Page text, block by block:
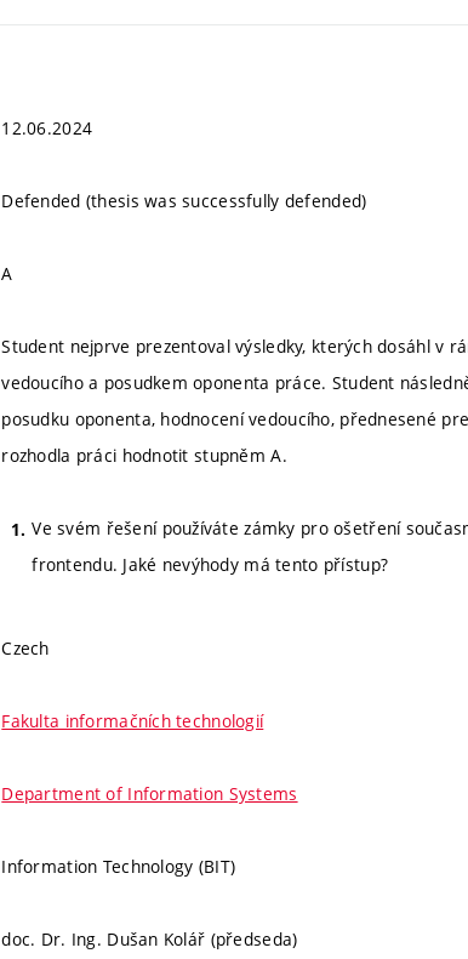
12.06.2024
Defended (thesis was successfully defended)
A
Student nejprve prezentoval výsledky, kterých dosáhl v
vedoucího a posudkem oponenta práce. Student
posudku oponenta, hodnocení vedoucího, přednesené
rozhodla práci hodnotit stupněm A.
Ve svém řešení používáte zámky pro ošetření
frontendu. Jaké nevýhody má tento přístup?
Czech
Fakulta informačních technologií
Department of Information Systems
Information Technology (BIT)
doc. Dr. Ing. Dušan Kolář (předseda)